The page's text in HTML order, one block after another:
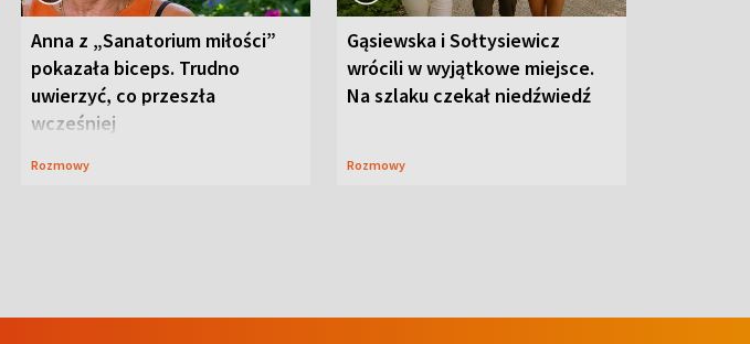
Anna z „Sanatorium miłości”
pokazała biceps. Trudno
uwierzyć, co przeszła
wcześniej
Rozmowy
Gąsiewska i Sołtysiewicz
wrócili w wyjątkowe miejsce.
Na szlaku czekał niedźwiedź
Rozmowy